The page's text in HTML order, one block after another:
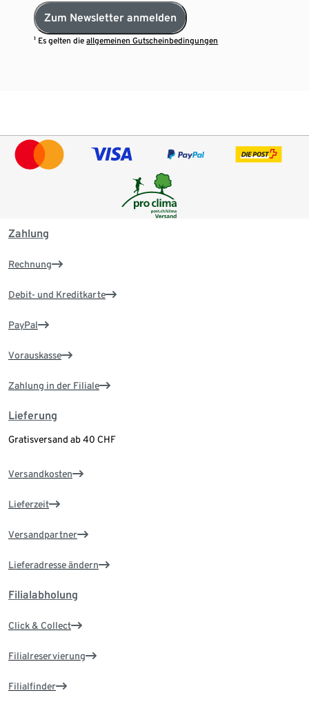
Zum Newsletter anmelden
¹ Es gelten dieallgemeinen Gutscheinbedingungen
Zahlung
Rechnung
Debit- und Kreditkarte
PayPal
Vorauskasse
Zahlung in der Filiale
Lieferung
Gratisversand ab 40 CHF
Versandkosten
Lieferzeit
Versandpartner
Lieferadresse ändern
Filialabholung
Click & Collect
Filialreservierung
Filialfinder